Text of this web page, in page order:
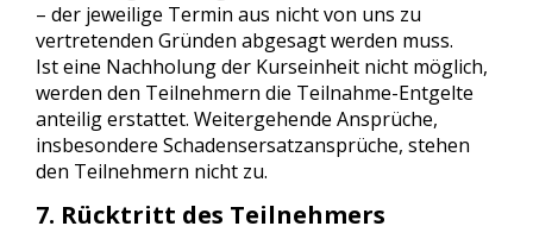
– der jeweilige Termin aus nicht von uns zu
vertretenden Gründen abgesagt werden muss.
Ist eine Nachholung der Kurseinheit nicht möglich,
werden den Teilnehmern die Teilnahme-Entgelte
anteilig erstattet. Weitergehende Ansprüche,
insbesondere Schadensersatzansprüche, stehen
den Teilnehmern nicht zu.
7. Rücktritt des Teilnehmers